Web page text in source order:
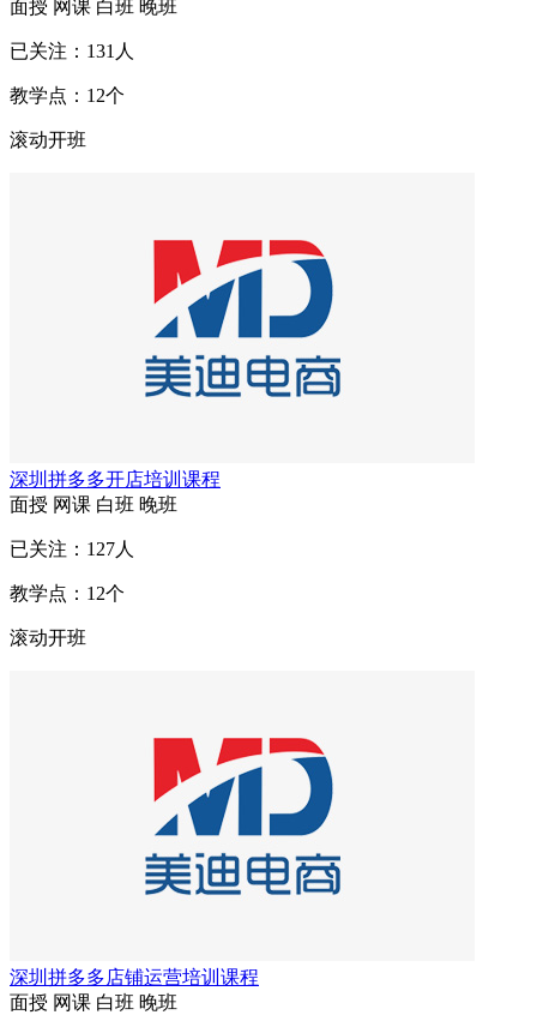
面授 网课 白班 晚班
已关注： 131 人
教学点： 12个
滚动开班
深圳拼多多开店培训课程
面授 网课 白班 晚班
已关注： 127人
教学点： 12个
滚动开班
深圳拼多多店铺运营培训课程
面授 网课 白班 晚班